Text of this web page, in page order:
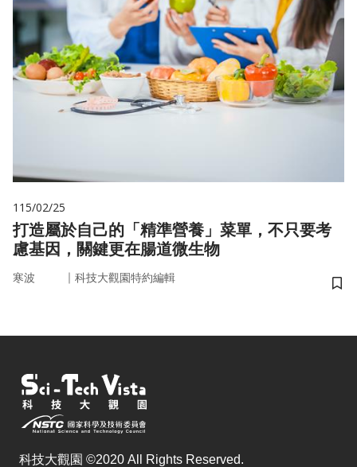
115/02/25
打造屬於自己的「精準營養」菜單，不只要考
慮基因，關鍵更在腸道微生物
寒波 ｜ 科技大觀園特約編輯
儲
科技大觀園 ©2020 All Rights Reserved.